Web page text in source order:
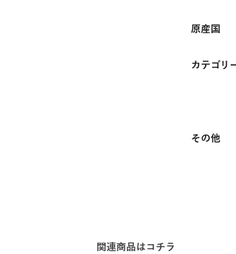
原産国
カテゴリ
その他
関連商品はコチラ